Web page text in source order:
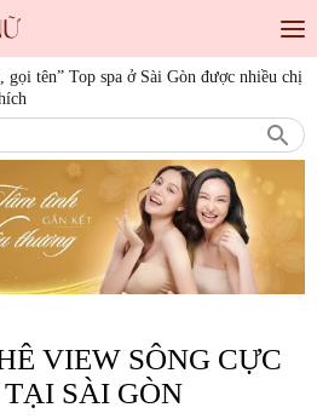
gọi tên” Top spa ở Sài Gòn được nhiều chị
địa chỉ làm tóc đẹp Sài Gòn cho những
làm đẹp cho nàng mọi độ tuổi
làm đẹp da mặt từ thiên nhiên giúp nàng
trẻ
VIEW SÔNG CỰC
SÀI GÒN